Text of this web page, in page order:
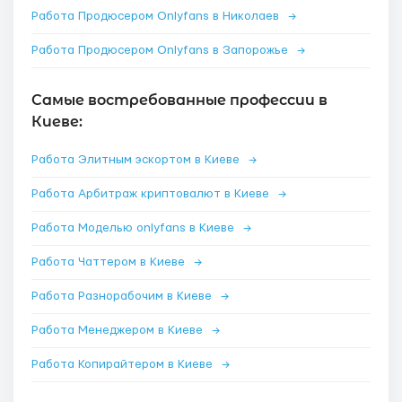
Работа Продюсером Onlyfans в Николаев →
Работа Продюсером Onlyfans в Запорожье →
Самые востребованные профессии в
Киеве:
Работа Элитным эскортом в Киеве →
Работа Арбитраж криптовалют в Киеве →
Работа Моделью onlyfans в Киеве →
Работа Чаттером в Киеве →
Работа Разнорабочим в Киеве →
Работа Менеджером в Киеве →
Работа Копирайтером в Киеве →